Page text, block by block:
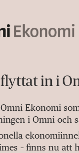
in i
Ekonomi
i Omni och
– finns nu att